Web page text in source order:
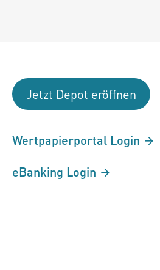
Jetzt Depot eröffnen
Wertpapierportal Login
eBanking Login